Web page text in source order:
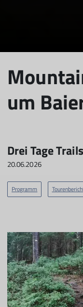
um
Drei Tage
20.06.2026
Programm